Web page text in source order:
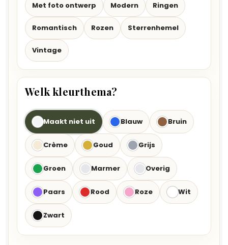
Met foto ontwerp Modern Ringen
Romantisch Rozen Sterrenhemel
Vintage
Welk kleurthema?
Maakt niet uit Blauw Bruin
Crème Goud Grijs
Groen Marmer Overig
Paars Rood Roze Wit
Zwart